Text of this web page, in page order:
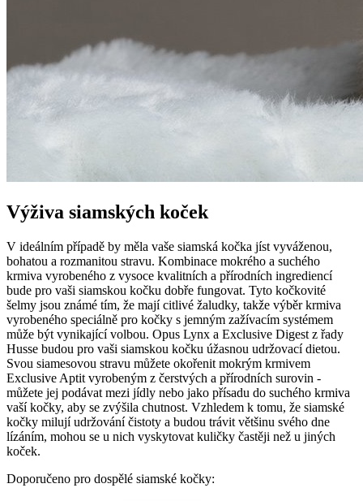
Výživa siamských koček
V ideálním případě by měla vaše siamská kočka jíst vyváženou,
bohatou a rozmanitou stravu. Kombinace mokrého a suchého
krmiva vyrobeného z vysoce kvalitních a přírodních ingrediencí
bude pro vaši siamskou kočku dobře fungovat. Tyto kočkovité
šelmy jsou známé tím, že mají citlivé žaludky, takže výběr krmiva
vyrobeného speciálně pro kočky s jemným zažívacím systémem
může být vynikající volbou. Opus Lynx a Exclusive Digest z řady
Husse budou pro vaši siamskou kočku úžasnou udržovací dietou.
Svou siamesovou stravu můžete okořenit mokrým krmivem
Exclusive Aptit vyrobeným z čerstvých a přírodních surovin -
můžete jej podávat mezi jídly nebo jako přísadu do suchého krmiva
vaší kočky, aby se zvýšila chutnost. Vzhledem k tomu, že siamské
kočky milují udržování čistoty a budou trávit většinu svého dne
lízáním, mohou se u nich vyskytovat kuličky častěji než u jiných
koček.
Doporučeno pro dospělé siamské kočky: